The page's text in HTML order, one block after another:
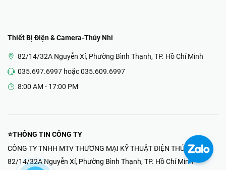
Thiết Bị Điện & Camera-Thúy Nhi
82/14/32A Nguyễn Xí, Phường Bình Thạnh, TP. Hồ Chí Minh
035.697.6997 hoặc 035.609.6997
8:00 AM - 17:00 PM
⭐THÔNG TIN CÔNG TY
CÔNG TY TNHH MTV THƯƠNG MẠI KỸ THUẬT ĐIỆN THÚY NHI
82/14/32A Nguyễn Xí, Phường Bình Thạnh, TP. Hồ Chí Minh